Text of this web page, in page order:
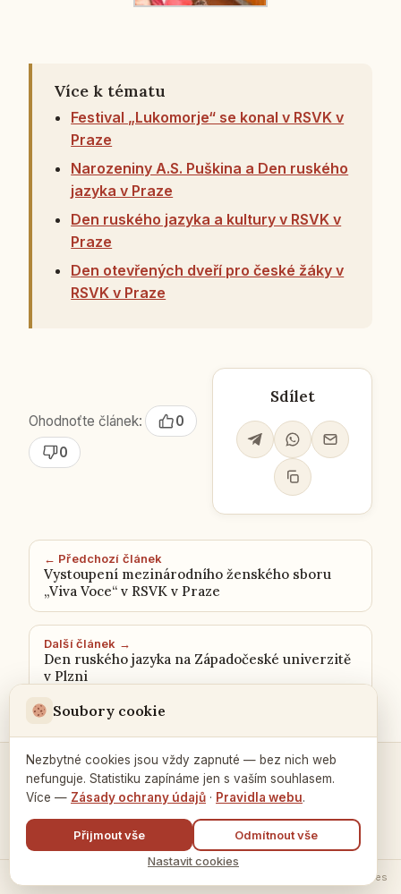
Více k tématu
Festival „Lukomorje“ se konal v RSVK v
Praze
Narozeniny A.S. Puškina a Den ruského
jazyka v Praze
Den ruského jazyka a kultury v RSVK v
Praze
Den otevřených dveří pro české žáky v
RSVK v Praze
Ohodnoťte článek:
0
0
Sdílet
← Předchozí článek
Vystoupení mezinárodního ženského sboru
„Viva Voce“ v RSVK v Praze
Další článek →
Den ruského jazyka na Západočeské univerzitě
v Plzni
Kontakty a spojení →
Nastavení cookies
Soubory cookie
Nezbytné cookies jsou vždy zapnuté — bez nich web
nefunguje. Statistiku zapínáme jen s vaším souhlasem.
Více — Zásady ochrany údajů · Pravidla webu.
Přijmout vše
Odmítnout vše
Nastavit cookies